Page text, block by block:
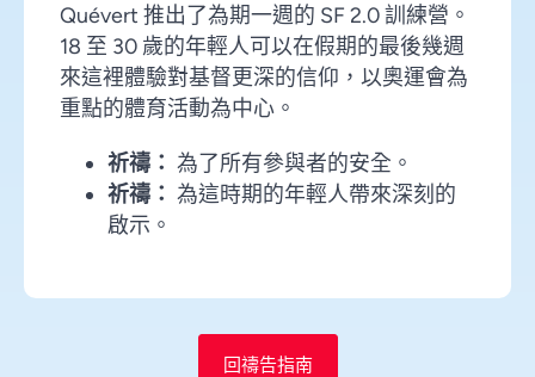
Quévert 推出了為期一週的 SF 2.0 訓練營。
18 至 30 歲的年輕人可以在假期的最後幾週
來這裡體驗對基督更深的信仰，以奧運會為
重點的體育活動為中心。
祈禱： 為了所有參與者的安全。
祈禱： 為這時期的年輕人帶來深刻的
啟示。
回禱告指南